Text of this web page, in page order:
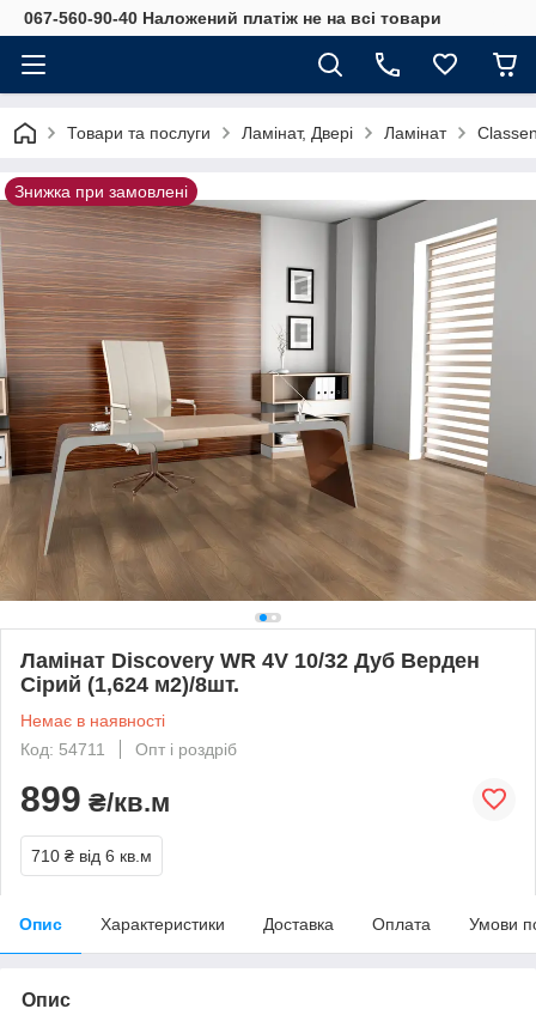
067-560-90-40 Наложений платіж не на всі товари
Товари та послуги Ламінат, Двері Ламінат
Знижка при замовлені
Ламінат Discovery WR 4V 10/32 Дуб Верден
Сірий (1,624 м2)/8шт.
Немає в наявності
Код: 54711
Опт і роздріб
899 ₴/кв.м
710 ₴ від 6 кв.м
Опис Характеристики Доставка Оплата Умови
Опис